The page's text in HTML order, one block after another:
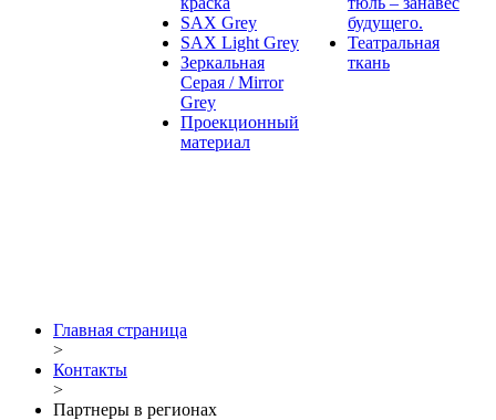
SAX Grey
SAX Light Grey
Зеркальная
Серая / Mirror
Grey
Проекционный
материал
будущего.
Театральная
ткань
Главная страница
>
Контакты
>
Партнеры в регионах